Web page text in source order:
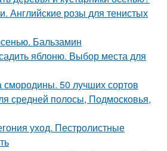
Английские розы для тенистых
Бальзамин
яблоню. Выбор места для
смородины. 50 лучших сортов
средней полосы, Подмосковья,
уход. Пестролистные